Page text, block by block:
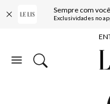
Sempre com você
Exclusividades no
COMPRE
10%